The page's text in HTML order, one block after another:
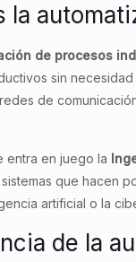
la
de procesos
sin
de
entra en juego la
que hacen
artificial o la
de la